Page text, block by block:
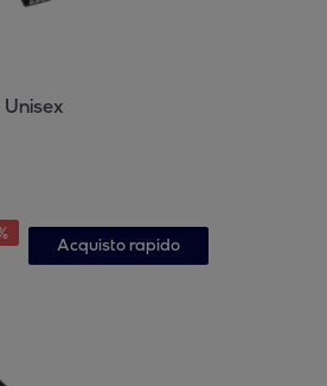
Acquisto rapido